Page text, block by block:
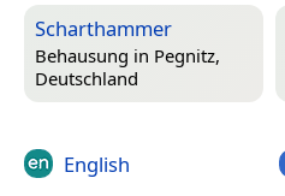
Scharthammer
Behausung in Pegnitz,
Deutschland
English